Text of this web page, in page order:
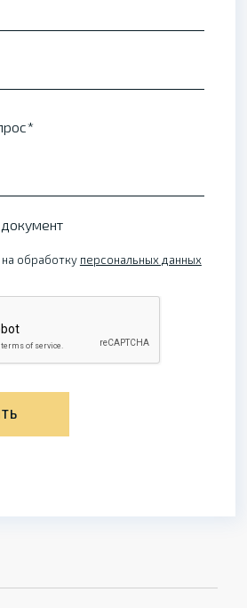
обработку персональных данных